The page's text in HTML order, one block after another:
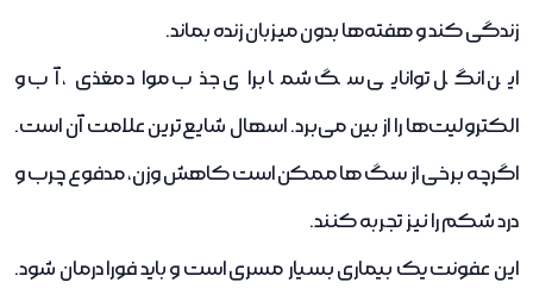
زندگی کند و هفته‌ها بدون میزبان زنده بماند.
این انگل توانایی سگ شما برای جذب مواد مغذی، آب و
الکترولیت‌ها را از بین می‌برد. اسهال شایع‌ترین علامت آن است.
اگرچه برخی از سگ ها ممکن است کاهش وزن، مدفوع چرب و
درد شکم را نیز تجربه کنند.
این عفونت یک بیماری بسیار مسری است و باید فورا درمان شود.